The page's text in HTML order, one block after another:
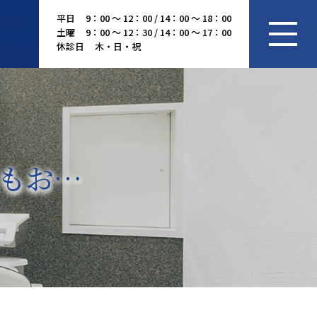
平日
9：00 ～ 12：00 / 14：00 ～ 18：00
土曜
9：00 ～ 12：30 / 14：00 ～ 17：00
休診日
木・日・祝
お…